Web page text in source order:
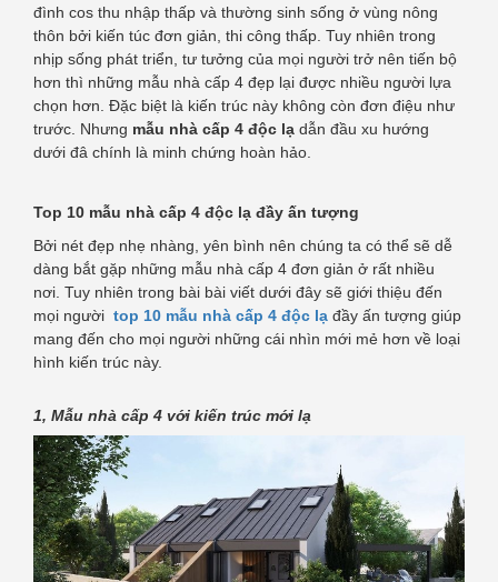
đình cos thu nhập thấp và thường sinh sống ở vùng nông
thôn bởi kiến túc đơn giản, thi công thấp. Tuy nhiên trong
nhịp sống phát triển, tư tưởng của mọi người trở nên tiến bộ
hơn thì những mẫu nhà cấp 4 đẹp lại được nhiều người lựa
chọn hơn. Đặc biệt là kiến trúc này không còn đơn điệu như
trước. Nhưng mẫu nhà cấp 4 độc lạ dẫn đầu xu hướng
dưới đâ chính là minh chứng hoàn hảo.
Top 10 mẫu nhà cấp 4 độc lạ đầy ấn tượng
Bởi nét đẹp nhẹ nhàng, yên bình nên chúng ta có thể sẽ dễ
dàng bắt gặp những mẫu nhà cấp 4 đơn giản ở rất nhiều
nơi. Tuy nhiên trong bài bài viết dưới đây sẽ giới thiệu đến
mọi người top 10 mẫu nhà cấp 4 độc lạ đầy ấn tượng giúp
mang đến cho mọi người những cái nhìn mới mẻ hơn về loại
hình kiến trúc này.
1, Mẫu nhà cấp 4 với kiến trúc mới lạ